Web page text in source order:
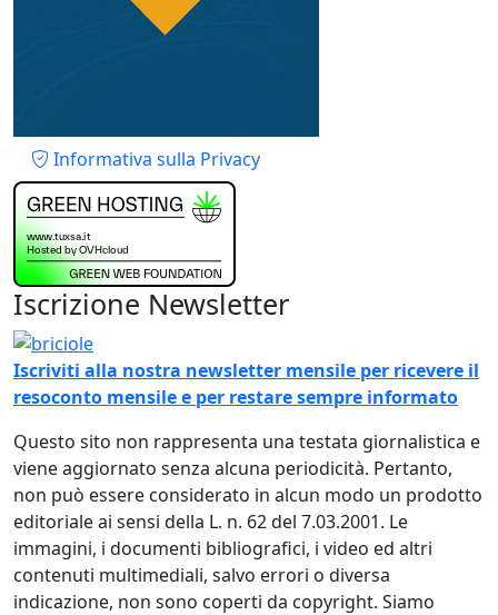
Piè di pagina
Informativa sulla Privacy
Iscrizione Newsletter
Immagine
Iscriviti alla nostra newsletter mensile per ricevere il
resoconto mensile e per restare sempre informato
Questo sito non rappresenta una testata giornalistica e
viene aggiornato senza alcuna periodicità. Pertanto,
non può essere considerato in alcun modo un prodotto
editoriale ai sensi della L. n. 62 del 7.03.2001. Le
immagini, i documenti bibliografici, i video ed altri
contenuti multimediali, salvo errori o diversa
indicazione, non sono coperti da copyright. Siamo